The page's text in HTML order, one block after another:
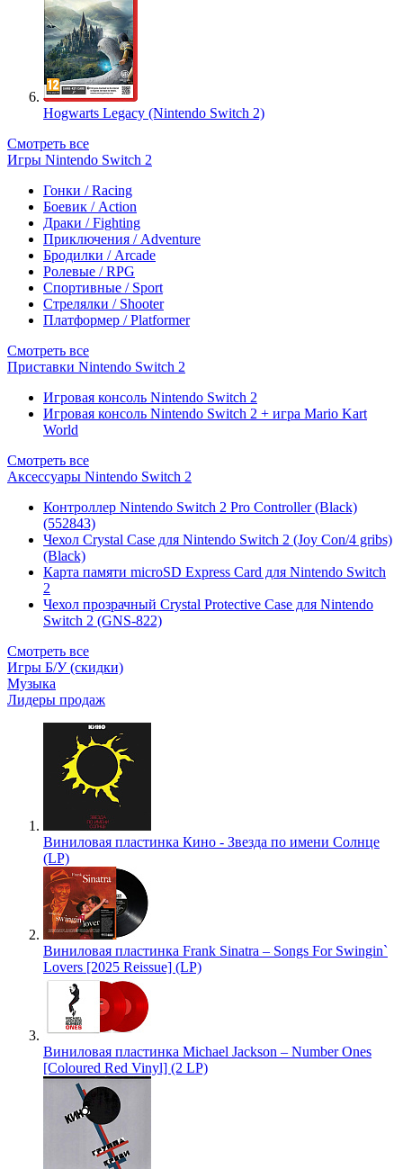
Hogwarts Legacy (Nintendo Switch 2)
Смотреть все
Игры Nintendo Switch 2
Гонки / Racing
Боевик / Action
Драки / Fighting
Приключения / Adventure
Бродилки / Arcade
Ролевые / RPG
Спортивные / Sport
Стрелялки / Shooter
Платформер / Platformer
Смотреть все
Приставки Nintendo Switch 2
Игровая консоль Nintendo Switch 2
Игровая консоль Nintendo Switch 2 + игра Mario Kart
World
Смотреть все
Аксессуары Nintendo Switch 2
Контроллер Nintendo Switch 2 Pro Controller (Black)
(552843)
Чехол Сrystal Сase для Nintendo Switch 2 (Joy Con/4 gribs)
(Black)
Карта памяти microSD Express Card для Nintendo Switch
2
Чехол прозрачный Crystal Protective Case для Nintendo
Switch 2 (GNS-822)
Смотреть все
Игры Б/У (скидки)
Музыка
Лидеры продаж
Виниловая пластинка Кино - Звезда по имени Солнце
(LP)
Виниловая пластинка Frank Sinatra – Songs For Swingin`
Lovers [2025 Reissue] (LP)
Виниловая пластинка Michael Jackson – Number Ones
[Coloured Red Vinyl] (2 LP)